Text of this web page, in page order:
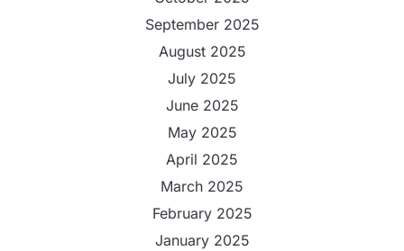
September 2025
August 2025
July 2025
June 2025
May 2025
April 2025
March 2025
February 2025
January 2025